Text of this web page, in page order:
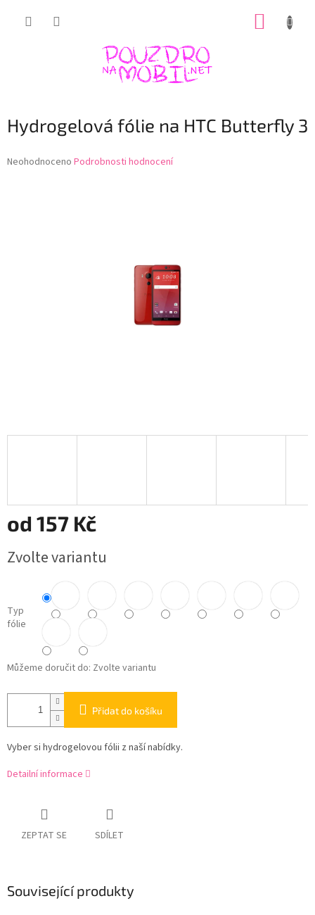
Hydrogelová fólie na HTC Butterfly 3
Průměrné
Neohodnoceno Podrobnosti hodnocení
od 157 Kč
cena:
Zvolte variantu
Typ
fólie
Můžeme doručit do: Zvolte variantu
Přidat do košíku
Vyber si hydrogelovou fólii z naší nabídky.
Detailní informace
ZEPTAT SE SDÍLET
Související produkty